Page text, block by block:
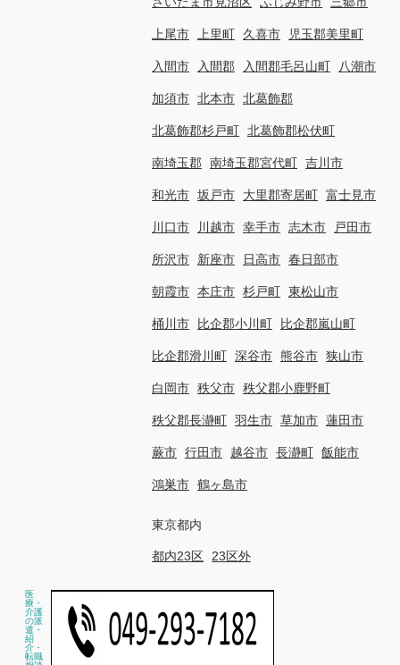
上尾市 上里町 久喜市 児玉郡美里町
入間市 入間郡 入間郡毛呂山町 八潮市
加須市 北本市 北葛飾郡
北葛飾郡杉戸町 北葛飾郡松伏町
南埼玉郡 南埼玉郡宮代町 吉川市
和光市 坂戸市 大里郡寄居町 富士見市
川口市 川越市 幸手市 志木市 戸田市
所沢市 新座市 日高市 春日部市
朝霞市 本庄市 杉戸町 東松山市
桶川市 比企郡小川町 比企郡嵐山町
比企郡滑川町 深谷市 熊谷市 狭山市
白岡市 秩父市 秩父郡小鹿野町
秩父郡長瀞町 羽生市 草加市 蓮田市
蕨市 行田市 越谷市 長瀞町 飯能市
鴻巣市 鶴ヶ島市
東京都内
都内23区 23区外
医
療・
介護
の派
遣・
紹
介・
転職